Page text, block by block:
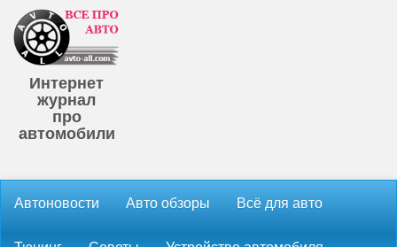
Интернет
журнал
про
автомобили
Автоновости Авто обзоры Всё для авто